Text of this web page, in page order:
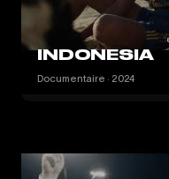
INDONESIA
Documentaire · 2024